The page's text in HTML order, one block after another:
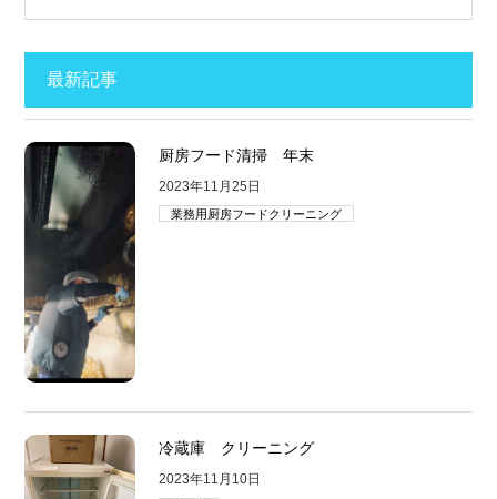
最新記事
厨房フード清掃 年末
2023年11月25日
業務用厨房フードクリーニング
冷蔵庫 クリーニング
2023年11月10日